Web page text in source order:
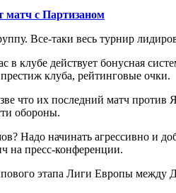
матч с Партизаном
Все-таки весь турнир
клубе действует бонусная
клуба, рейтинговые очки.
что их последний матч
обороны.
Надо начинать агрессивно и
на пресс-конференции.
этапа Лиги Европы между